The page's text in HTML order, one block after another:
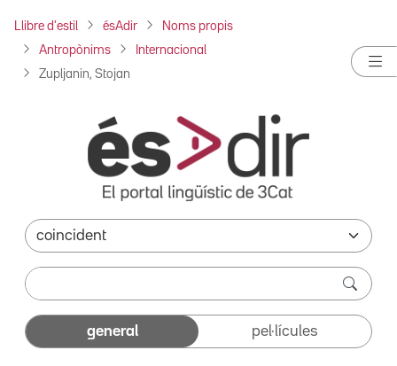
Llibre d'estil ésAdir Noms propis
Antropònims Internacional
Zupljanin, Stojan
general pel·lícules